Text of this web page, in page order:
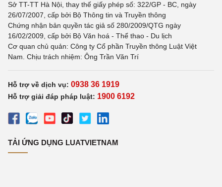
Sở TT-TT Hà Nội, thay thế giấy phép số: 322/GP - BC, ngày
26/07/2007, cấp bởi Bộ Thông tin và Truyền thông
Chứng nhận bản quyền tác giả số 280/2009/QTG ngày
16/02/2009, cấp bởi Bộ Văn hoá - Thể thao - Du lịch
Cơ quan chủ quản: Công ty Cổ phần Truyền thông Luật Việt
Nam. Chịu trách nhiệm: Ông Trần Văn Trí
Hỗ trợ về dịch vụ: 0938 36 1919
Hỗ trợ giải đáp pháp luật: 1900 6192
TẢI ỨNG DỤNG LUATVIETNAM